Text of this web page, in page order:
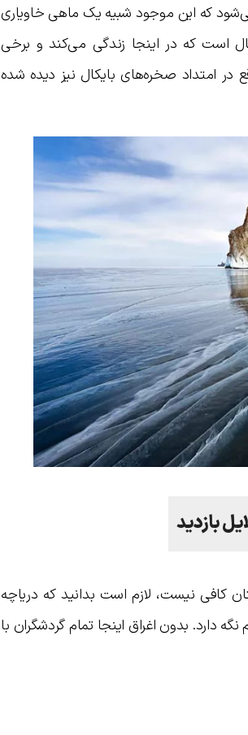
که این موجود شبیه یک ماهی خاویاری
است که در اینجا زندگی می‌کند و برخی
در امتداد صخره‌های بایکال نیز دیده شده
بازدید
کافی نیست، لازم است بدانید که دریاچه
نگه دارد. بدون اغراق اینجا تمام گردشگران با